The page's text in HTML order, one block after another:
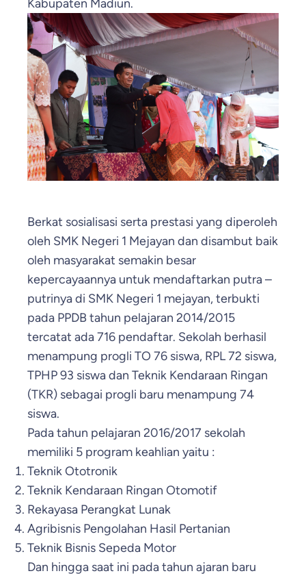
Kabupaten Madiun.
Berkat sosialisasi serta prestasi yang diperoleh
oleh SMK Negeri 1 Mejayan dan disambut baik
oleh masyarakat semakin besar
kepercayaannya untuk mendaftarkan putra –
putrinya di SMK Negeri 1 mejayan, terbukti
pada PPDB tahun pelajaran 2014/2015
tercatat ada 716 pendaftar. Sekolah berhasil
menampung progli TO 76 siswa, RPL 72 siswa,
TPHP 93 siswa dan Teknik Kendaraan Ringan
(TKR) sebagai progli baru menampung 74
siswa.
Pada tahun pelajaran 2016/2017 sekolah
memiliki 5 program keahlian yaitu :
Teknik Ototronik
Teknik Kendaraan Ringan Otomotif
Rekayasa Perangkat Lunak
Agribisnis Pengolahan Hasil Pertanian
Teknik Bisnis Sepeda Motor
Dan hingga saat ini pada tahun ajaran baru